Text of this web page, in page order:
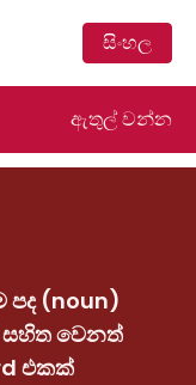
සිංහල
ඇතුල් වන්න
පද (noun)
වෙනත්
එකක්